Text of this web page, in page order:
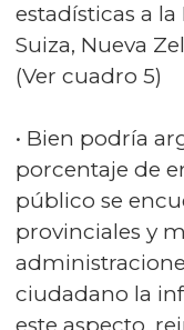
estadísticas a
Suiza, Nueva
(Ver cuadro 5)
• Bien podría
porcentaje de
público se
provinciales y
ciudadano la